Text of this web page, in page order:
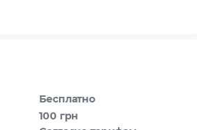
Бесплатно
100 грн